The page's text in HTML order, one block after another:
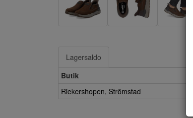
Lagersaldo
Butik
Riekershopen, Strömstad